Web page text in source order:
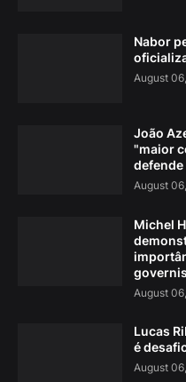
Nabor
August
João
"maior
August
Michel
August
Lucas
é
August